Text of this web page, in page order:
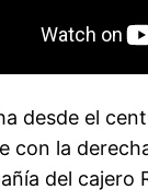
desde el
con la
del